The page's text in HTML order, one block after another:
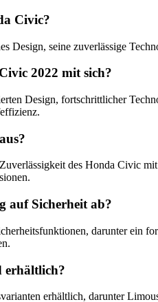
Civic?
Design, seine zuverlässige
2022 mit sich?
Design, fortschrittlicher
des Honda Civic
auf Sicherheit ab?
darunter ein
erhältlich?
erhältlich, darunter